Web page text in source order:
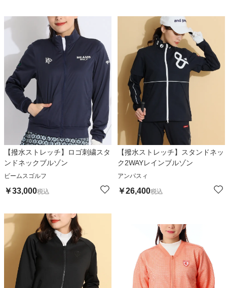
【撥水ストレッチ】ロゴ刺繍スタ
ンドネックブルゾン
ビームスゴルフ
￥33,000税込
【撥水ストレッチ】スタンドネッ
ク2WAYレインブルゾン
アンパスィ
￥26,400税込